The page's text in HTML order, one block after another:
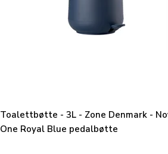
Toalettbøtte - 3L - Zone Denmark -
One Royal Blue pedalbøtte